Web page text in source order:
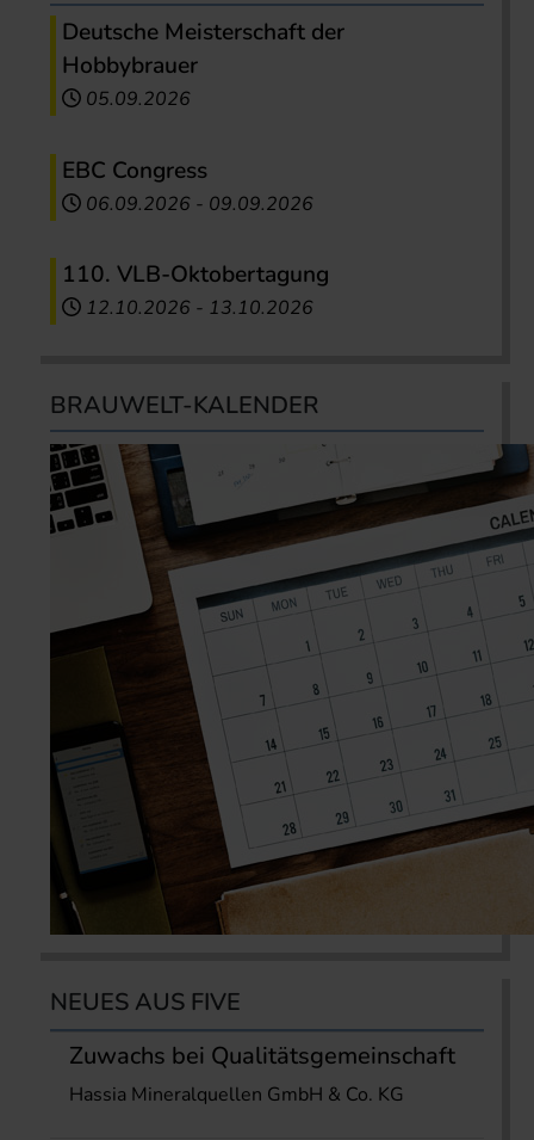
Deutsche Meisterschaft der
Hobbybrauer
05.09.2026
EBC Congress
06.09.2026 - 09.09.2026
110. VLB-Oktobertagung
12.10.2026 - 13.10.2026
BRAUWELT-KALENDER
NEUES AUS FIVE
Zuwachs bei Qualitätsgemeinschaft
Hassia Mineralquellen GmbH & Co. KG